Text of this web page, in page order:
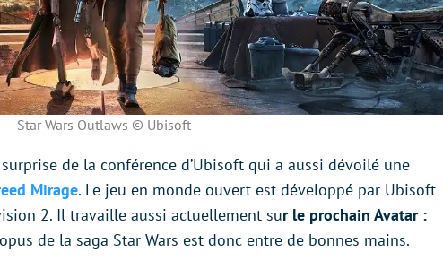
Star Wars Outlaws © Ubisoft
de la conférence d’Ubisoft qui a aussi dévoilé une
Mirage. Le jeu en monde ouvert est développé par Ubisoft
2. Il travaille aussi actuellement sur le prochain Avatar :
de la saga Star Wars est donc entre de bonnes mains.